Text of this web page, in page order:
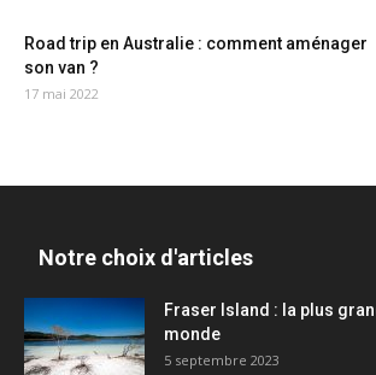
Road trip en Australie : comment aménager
son van ?
17 mai 2022
Notre choix d'articles
Fraser Island : la plus
monde
5 septembre 2023